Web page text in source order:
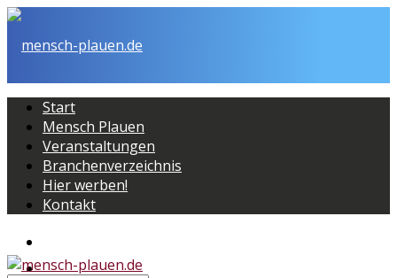
Start
Mensch Plauen
Veranstaltungen
Branchenverzeichnis
Hier werben!
Kontakt
Mensch Plauen